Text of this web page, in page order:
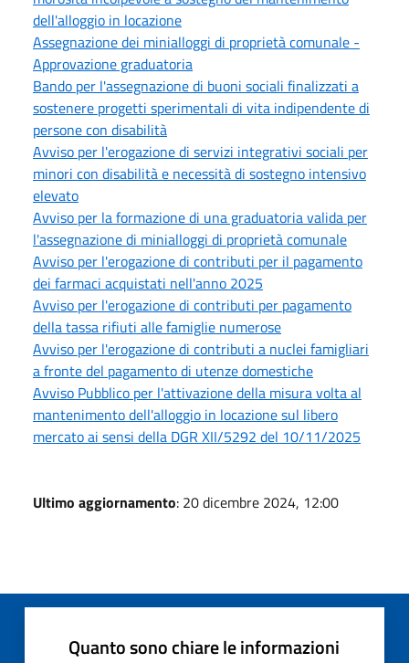
dell'alloggio in locazione
Assegnazione dei minialloggi di proprietà comunale -
Approvazione graduatoria
Bando per l'assegnazione di buoni sociali finalizzati a
sostenere progetti sperimentali di vita indipendente di
persone con disabilità
Avviso per l'erogazione di servizi integrativi sociali per
minori con disabilità e necessità di sostegno intensivo
elevato
Avviso per la formazione di una graduatoria valida per
l'assegnazione di minialloggi di proprietà comunale
Avviso per l'erogazione di contributi per il pagamento
dei farmaci acquistati nell'anno 2025
Avviso per l'erogazione di contributi per pagamento
della tassa rifiuti alle famiglie numerose
Avviso per l'erogazione di contributi a nuclei famigliari
a fronte del pagamento di utenze domestiche
Avviso Pubblico per l'attivazione della misura volta al
mantenimento dell'alloggio in locazione sul libero
mercato ai sensi della DGR XII/5292 del 10/11/2025
Ultimo aggiornamento: 20 dicembre 2024, 12:00
Quanto sono chiare le informazioni